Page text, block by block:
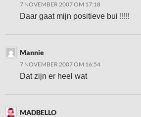
7 NOVEMBER 2007 OM 17:18
Daar gaat mijn positieve bui !!!!!
Mannie
7 NOVEMBER 2007 OM 16:54
Dat zijn er heel wat
MADBELLO